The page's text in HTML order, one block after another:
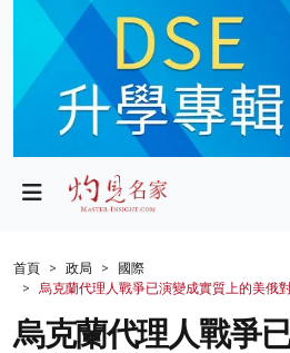
政局
財經
生活
健康
首頁 政局
國際
烏克蘭代理人戰爭已演變成實質上的美俄
烏克蘭代理人戰爭